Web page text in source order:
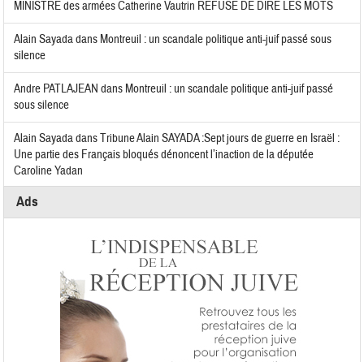
MINISTRE des armées Catherine Vautrin REFUSE DE DIRE LES MOTS
Alain Sayadadans Montreuil : un scandale politique anti-juif passé sous
silence
Andre PATLAJEAN dans Montreuil : un scandale politique anti-juif passé
sous silence
Alain SayadadansTribune Alain SAYADA :Sept jours de guerre en Israël :
Une partie des Français bloqués dénoncent l’inaction de la députée
Caroline Yadan
Ads